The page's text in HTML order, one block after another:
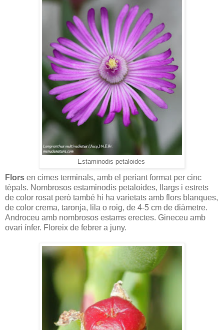
Estaminodis petaloides
Flors en cimes terminals, amb el periant format per cinc
tèpals. Nombrosos estaminodis petaloides, llargs i estrets
de color rosat però també hi ha varietats amb flors blanques,
de color crema, taronja, lila o roig, de 4-5 cm de diàmetre.
Androceu amb nombrosos estams erectes. Gineceu amb
ovari ínfer. Floreix de febrer a juny.